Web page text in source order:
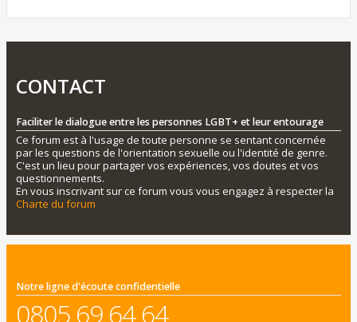
CONTACT
Faciliter le dialogue entre les personnes LGBT+ et leur entourage
Ce forum est à l'usage de toute personne se sentant concernée
par les questions de l'orientation sexuelle ou l'identité de genre.
C'est un lieu pour partager vos expériences, vos doutes et vos
questionnements.
En vous inscrivant sur ce forum vous vous engagez à respecter la
Charte du forum
Notre ligne d'écoute confidentielle
0805 69 64 64